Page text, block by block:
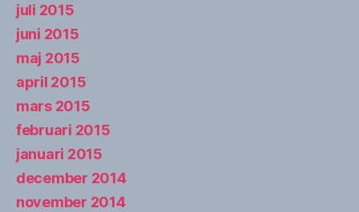
juli 2015
juni 2015
maj 2015
april 2015
mars 2015
februari 2015
januari 2015
december 2014
november 2014